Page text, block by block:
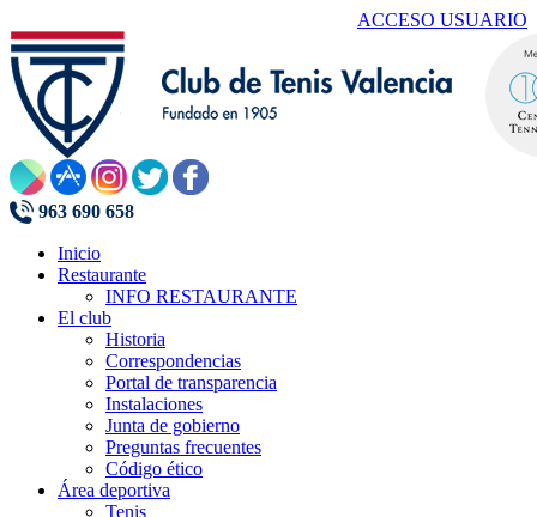
ACCESO USUARIO
963 690 658
Inicio
Restaurante
INFO RESTAURANTE
El club
Historia
Correspondencias
Portal de transparencia
Instalaciones
Junta de gobierno
Preguntas frecuentes
Código ético
Área deportiva
Tenis